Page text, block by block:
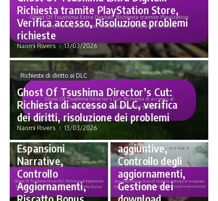
Richiesta tramite PlayStation Store,
Verifica accesso, Risoluzione problemi
richieste
Naomi Rivers 13/03/2026
Richieste di diritto ai DLC
Ghost Of Tsushima Director’s Cut:
Richiesta di accesso al DLC, verifica
dei diritti, risoluzione dei problemi
Naomi Rivers 13/03/2026
Richieste di diritto ai DLC
Ghost Of
Tsushima Storia
DLC: Richiesta di
Espansioni
Narrative,
Controllo
Aggiornamenti,
Diritti Bonus Edizione
Bonus
dell’edizione
Ghost Of
Tsushima:
Richiesta di
aggiuntive,
Controllo degli
aggiornamenti,
Gestione dei